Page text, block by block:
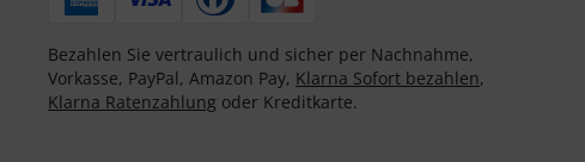
Bezahlen Sie vertraulich und sicher per Nachnahme,
Vorkasse, PayPal, Amazon Pay, Klarna Sofort bezahlen,
Klarna Ratenzahlung oder Kreditkarte.